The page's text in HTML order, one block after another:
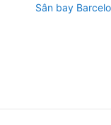
Sân bay